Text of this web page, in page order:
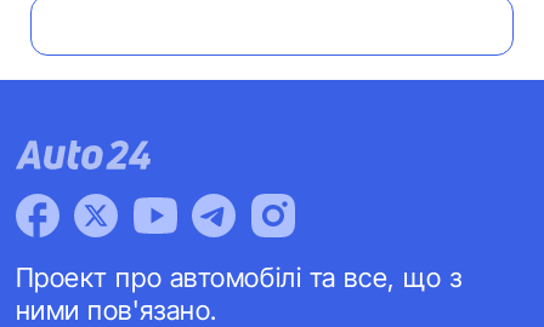
Проект про автомобілі та все, що з
ними пов'язано.